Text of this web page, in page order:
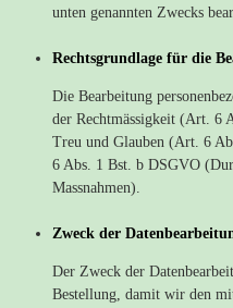
unten genannten Zwecks
Rechtsgrundlage für die
Die Bearbeitung
der Rechtmässigkeit (Art. 6
Treu und Glauben (Art. 6
6 Abs. 1 Bst. b DSGVO
Massnahmen).
Zweck der
Der Zweck der
Bestellung, damit wir den